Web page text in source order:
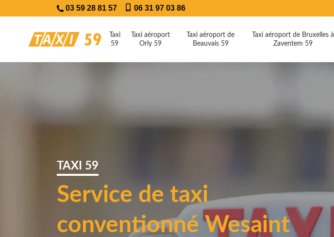
03 59 28 81 57 06 31 97 03 86
Taxi
59
Taxi aéroport
Orly 59
Taxi aéroport de
Beauvais 59
Taxi aéroport de Bruxelles à
Zaventem 59
TAXI 59
Service de taxi
conventionné Wesaint